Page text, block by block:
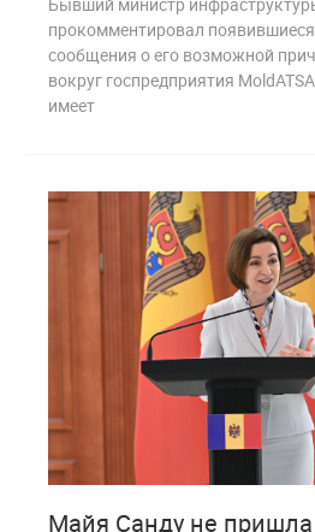
прокомментировал
сообщения о его возможной
вокруг госпредприятия
имеет
Майя Санду не